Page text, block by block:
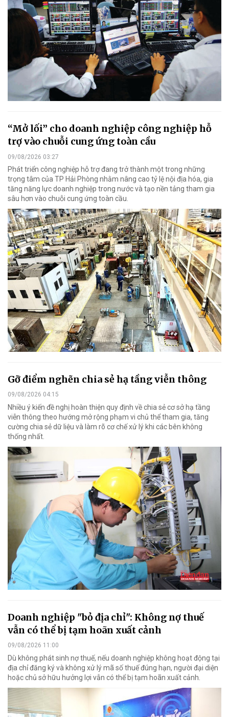
“Mở lối” cho doanh nghiệp công nghiệp hỗ
trợ vào chuỗi cung ứng toàn cầu
09/08/2026 03:27
Phát triển công nghiệp hỗ trợ đang trở thành một trong những
trọng tâm của TP Hải Phòng nhằm nâng cao tỷ lệ nội địa hóa, gia
tăng năng lực doanh nghiệp trong nước và tạo nền tảng tham gia
sâu hơn vào chuỗi cung ứng toàn cầu.
Gỡ điểm nghẽn chia sẻ hạ tầng viễn thông
09/08/2026 04:15
Nhiều ý kiến đề nghị hoàn thiện quy định về chia sẻ cơ sở hạ tầng
viễn thông theo hướng mở rộng phạm vi chủ thể tham gia, tăng
cường chia sẻ dữ liệu và làm rõ cơ chế xử lý khi các bên không
thống nhất.
Doanh nghiệp "bỏ địa chỉ": Không nợ thuế
vẫn có thể bị tạm hoãn xuất cảnh
09/08/2026 11:00
Dù không phát sinh nợ thuế, nếu doanh nghiệp không hoạt động tại
địa chỉ đăng ký và không xử lý mã số thuế đúng hạn, người đại diện
hoặc chủ sở hữu hưởng lợi vẫn có thể bị tạm hoãn xuất cảnh.